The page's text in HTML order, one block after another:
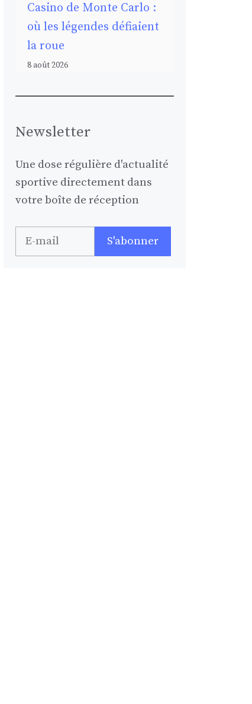
Casino de Monte Carlo :
où les légendes défiaient
la roue
8 août 2026
Newsletter
Une dose régulière d'actualité
sportive directement dans
votre boîte de réception